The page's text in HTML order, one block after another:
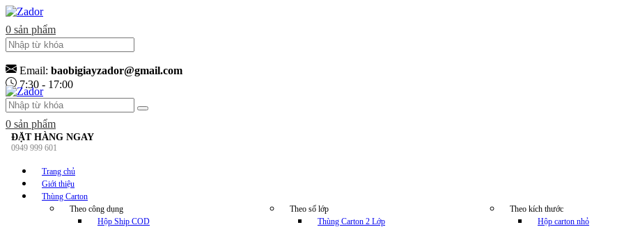
0 sản phẩm
Email: baobigiayzador@gmail.com
7:30 - 17:00
0 sản phẩm
ĐẶT HÀNG NGAY
0949 999 601
Trang chủ
Giới thiệu
Thùng Carton
Theo công dụng
Hộp Ship COD
Theo số lớp
Thùng Carton 2 Lớp
Theo kích thước
Hộp carton nhỏ